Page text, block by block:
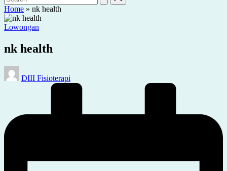
Home » nk health
Posted
Lowongan
nk health
Posted
by
DIII Fisioterapi